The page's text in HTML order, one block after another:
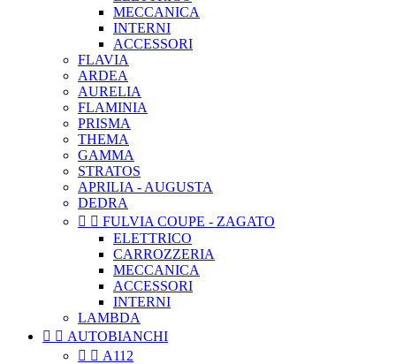
MECCANICA
INTERNI
ACCESSORI
FLAVIA
ARDEA
AURELIA
FLAMINIA
PRISMA
THEMA
GAMMA
STRATOS
APRILIA - AUGUSTA
DEDRA
  FULVIA COUPE - ZAGATO
ELETTRICO
CARROZZERIA
MECCANICA
ACCESSORI
INTERNI
LAMBDA
  AUTOBIANCHI
  A112